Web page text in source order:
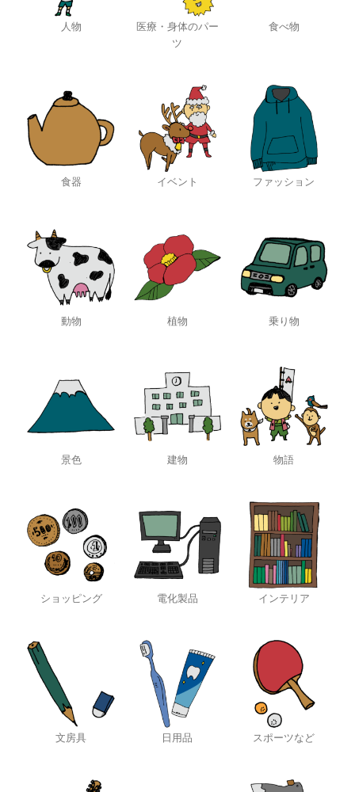
人物
医療・身体のパー
ツ
食べ物
食器 イベント ファッション
動物 植物 乗り物
景色 建物 物語
ショッピング 電化製品 インテリア
文房具 日用品 スポーツなど